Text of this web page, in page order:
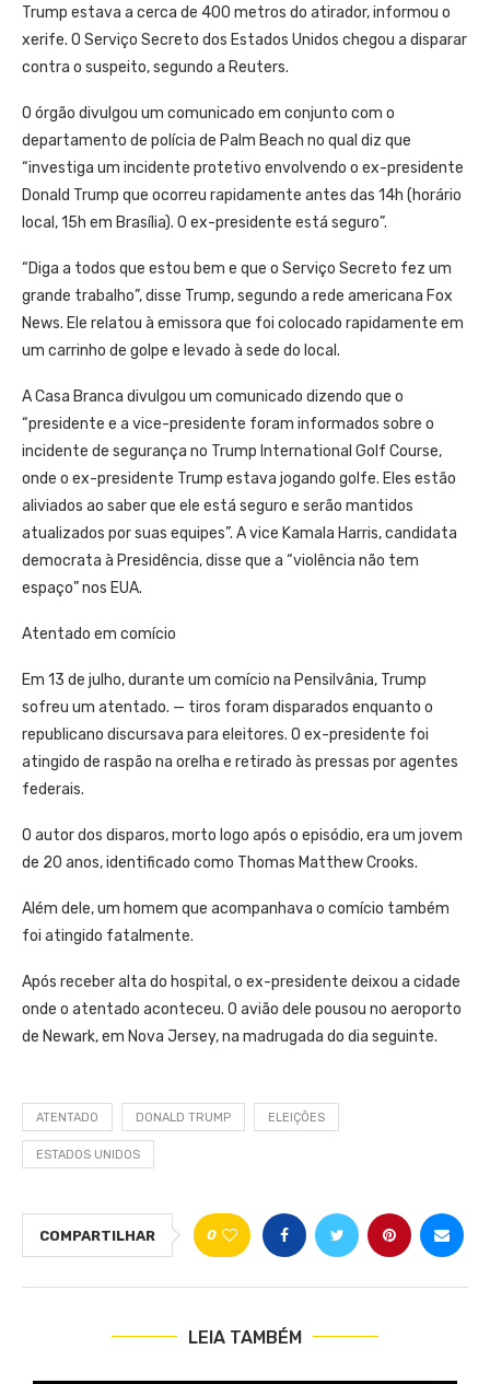
Trump estava a cerca de 400 metros do atirador, informou o
xerife. O Serviço Secreto dos Estados Unidos chegou a disparar
contra o suspeito, segundo a Reuters.
O órgão divulgou um comunicado em conjunto com o
departamento de polícia de Palm Beach no qual diz que
“investiga um incidente protetivo envolvendo o ex-presidente
Donald Trump que ocorreu rapidamente antes das 14h (horário
local, 15h em Brasília). O ex-presidente está seguro”.
“Diga a todos que estou bem e que o Serviço Secreto fez um
grande trabalho”, disse Trump, segundo a rede americana Fox
News. Ele relatou à emissora que foi colocado rapidamente em
um carrinho de golpe e levado à sede do local.
A Casa Branca divulgou um comunicado dizendo que o
“presidente e a vice-presidente foram informados sobre o
incidente de segurança no Trump International Golf Course,
onde o ex-presidente Trump estava jogando golfe. Eles estão
aliviados ao saber que ele está seguro e serão mantidos
atualizados por suas equipes”. A vice Kamala Harris, candidata
democrata à Presidência, disse que a “violência não tem
espaço” nos EUA.
Atentado em comício
Em 13 de julho, durante um comício na Pensilvânia, Trump
sofreu um atentado. — tiros foram disparados enquanto o
republicano discursava para eleitores. O ex-presidente foi
atingido de raspão na orelha e retirado às pressas por agentes
federais.
O autor dos disparos, morto logo após o episódio, era um jovem
de 20 anos, identificado como Thomas Matthew Crooks.
Além dele, um homem que acompanhava o comício também
foi atingido fatalmente.
Após receber alta do hospital, o ex-presidente deixou a cidade
onde o atentado aconteceu. O avião dele pousou no aeroporto
de Newark, em Nova Jersey, na madrugada do dia seguinte.
ATENTADO DONALD TRUMP ELEIÇÕES
ESTADOS UNIDOS
COMPARTILHAR 0
LEIA TAMBÉM